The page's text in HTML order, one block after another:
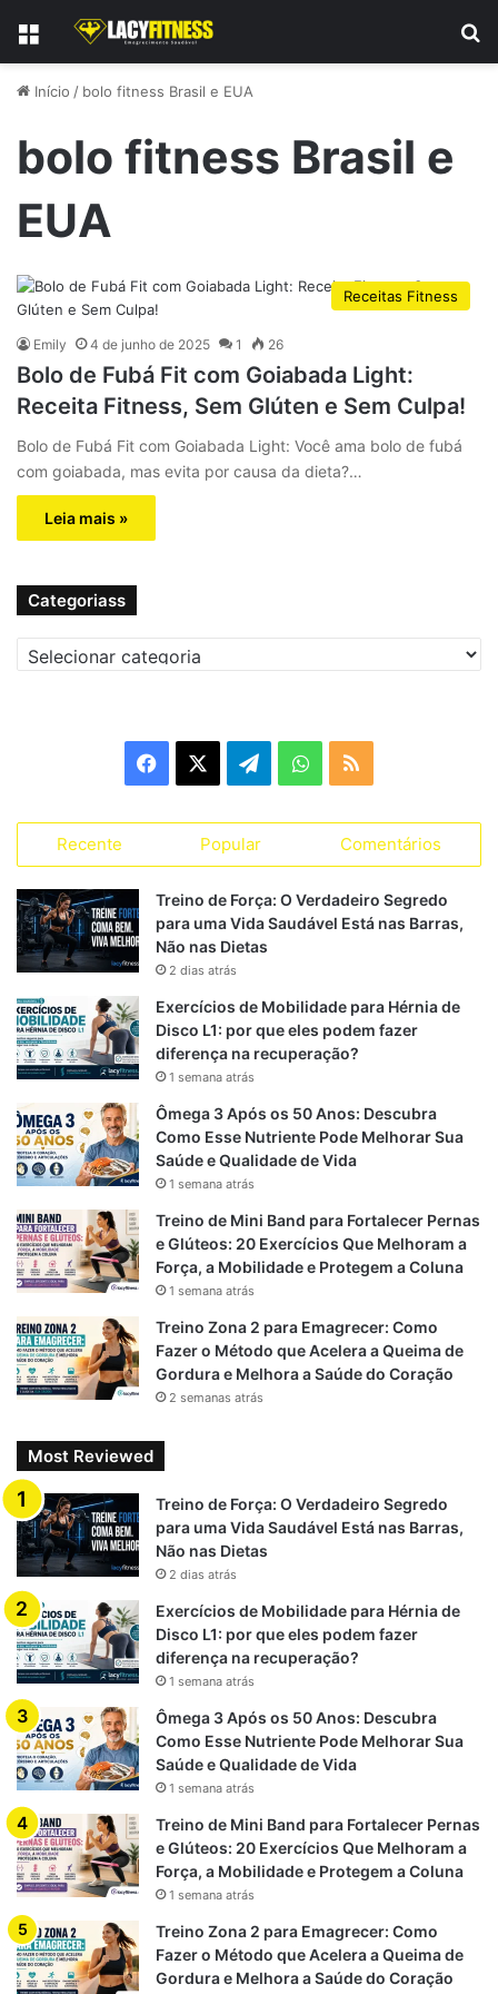
Menu
Início / bolo fitness Brasil e EUA
bolo fitness Brasil e
EUA
Receitas Fitness
Emily 4 de junho de 2025 1 26
Bolo de Fubá Fit com Goiabada Light:
Receita Fitness, Sem Glúten e Sem Culpa!
Bolo de Fubá Fit com Goiabada Light: Você ama bolo de fubá
com goiabada, mas evita por causa da dieta?…
Leia mais »
Categoriass
a
e
b
o
k
e
g
a
W
t
p
S
Recente Popular Comentários
Treino de Força: O Verdadeiro Segredo
para uma Vida Saudável Está nas Barras,
Não nas Dietas
2 dias atrás
Exercícios de Mobilidade para Hérnia de
Disco L1: por que eles podem fazer
diferença na recuperação?
1 semana atrás
Ômega 3 Após os 50 Anos: Descubra
Como Esse Nutriente Pode Melhorar Sua
Saúde e Qualidade de Vida
1 semana atrás
Treino de Mini Band para Fortalecer Pernas
e Glúteos: 20 Exercícios Que Melhoram a
Força, a Mobilidade e Protegem a Coluna
1 semana atrás
Treino Zona 2 para Emagrecer: Como
Fazer o Método que Acelera a Queima de
Gordura e Melhora a Saúde do Coração
2 semanas atrás
Most Reviewed
Treino de Força: O Verdadeiro Segredo
para uma Vida Saudável Está nas Barras,
Não nas Dietas
2 dias atrás
Exercícios de Mobilidade para Hérnia de
Disco L1: por que eles podem fazer
diferença na recuperação?
1 semana atrás
Ômega 3 Após os 50 Anos: Descubra
Como Esse Nutriente Pode Melhorar Sua
Saúde e Qualidade de Vida
1 semana atrás
Treino de Mini Band para Fortalecer Pernas
e Glúteos: 20 Exercícios Que Melhoram a
Força, a Mobilidade e Protegem a Coluna
1 semana atrás
Treino Zona 2 para Emagrecer: Como
Fazer o Método que Acelera a Queima de
Gordura e Melhora a Saúde do Coração